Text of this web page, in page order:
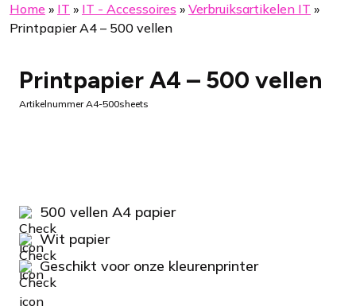
Home » IT » IT - Accessoires » Verbruiksartikelen IT »
Printpapier A4 – 500 vellen
Printpapier A4 – 500 vellen
Artikelnummer A4-500sheets
500 vellen A4 papier
Wit papier
Geschikt voor onze kleurenprinter